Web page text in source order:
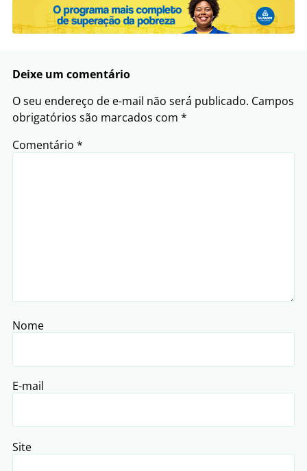
Deixe um comentário
O seu endereço de e-mail não será publicado. Campos
obrigatórios são marcados com *
Comentário *
Nome
E-mail
Site